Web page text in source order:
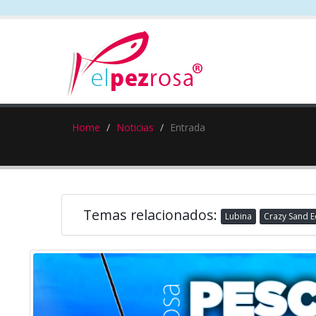
Home Noticias Entrada
Temas relacionados: Lubina Crazy Sand